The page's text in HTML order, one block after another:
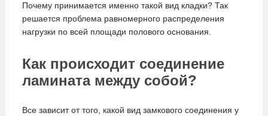
Почему принимается именно такой вид кладки? Так
решается проблема равномерного распределения
нагрузки по всей площади полового основания.
Как происходит соединение
ламината между собой?
Все зависит от того, какой вид замкового соединения у